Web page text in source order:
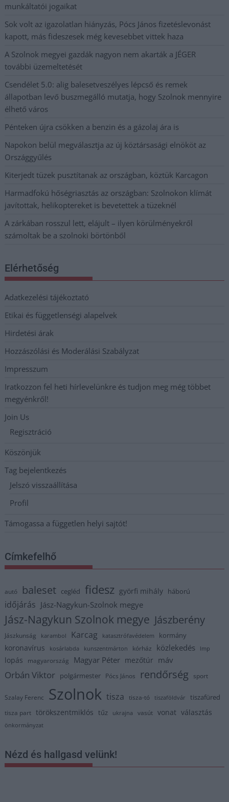
munkáltatói jogaikat
Sok volt az igazolatlan hiányzás, Pócs János fizetéslevonást
kapott, más fideszesek még kevesebbet vittek haza
A Szolnok megyei gazdák nagyon nem akarták a JÉGER
további üzemeltetését
Csendélet 5.0: alig balesetveszélyes lépcső és remek
állapotban levő buszmegálló mutatja, hogy Szolnok mennyire
élhető város
Pénteken újra csökken a benzin és a gázolaj ára is
Napokon belül megválasztja az új köztársasági elnököt az
Országgyűlés
Kiterjedt tüzek pusztítanak az országban, köztük Karcagon
Harmadfokú hőségriasztás az országban: Szolnokon klímát
javítottak, helikoptereket is bevetettek a tüzeknél
A zárkában rosszul lett, elájult – ilyen körülményekről
számoltak be a szolnoki börtönből
Elérhetőség
Adatkezelési tájékoztató
Etikai és függetlenségi alapelvek
Hirdetési árak
Hozzászólási és Moderálási Szabályzat
Impresszum
Iratkozzon fel heti hírlevelünkre és tudjon meg még többet
megyénkről!
Join Us
Regisztráció
Köszönjük
Tag bejelentkezés
Jelszó visszaállítása
Profil
Támogassa a független helyi sajtót!
Címkefelhő
autó baleset cegléd fidesz györfi mihály háború
időjárás Jász-Nagykun-Szolnok megye
Jász-Nagykun Szolnok megye Jászberény
Jászkunság karambol Karcag katasztrófavédelem kormány
koronavírus kosárlabda kunszentmárton kórház közlekedés lmp
lopás magyarország Magyar Péter mezőtúr máv
Orbán Viktor polgármester Pócs János rendőrség sport
Szalay Ferenc Szolnok tisza tisza-tó tiszaföldvár tiszafüred
tisza part törökszentmiklós tűz ukrajna vasút vonat választás
önkormányzat
Nézd és hallgasd velünk!